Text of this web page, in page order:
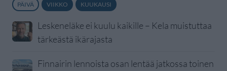
PÄIVÄ VIIKKO KUUKAUSI
Leskeneläke ei kuulu kaikille – Kela muistuttaa
tärkeästä ikärajasta
Finnairin lennoista osan lentää jatkossa toinen